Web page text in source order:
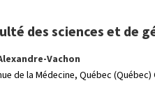
des sciences et de
Vachon
de la Médecine, Québec (Québec)